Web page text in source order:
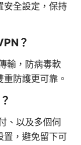
安全設定，保持
？
輸，防病毒軟
防護更可靠。
、以及多個伺
置，避免留下可